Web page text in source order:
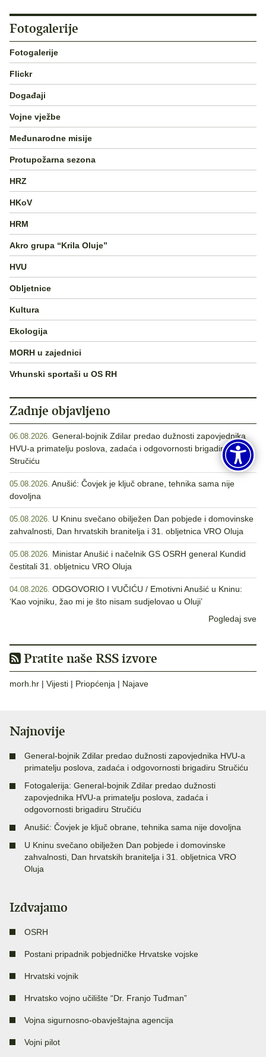
Fotogalerije
Fotogalerije
Flickr
Događaji
Vojne vježbe
Međunarodne misije
Protupožarna sezona
HRZ
HKoV
HRM
Akro grupa “Krila Oluje”
HVU
Obljetnice
Kultura
Ekologija
MORH u zajednici
Vrhunski sportaši u OS RH
Zadnje objavljeno
06.08.2026. General-bojnik Zdilar predao dužnosti zapovjednika
HVU-a primatelju poslova, zadaća i odgovornosti brigadiru
Stručiću
05.08.2026. Anušić: Čovjek je ključ obrane, tehnika sama nije
dovoljna
05.08.2026. U Kninu svečano obilježen Dan pobjede i domovinske
zahvalnosti, Dan hrvatskih branitelja i 31. obljetnica VRO Oluja
05.08.2026. Ministar Anušić i načelnik GS OSRH general Kundid
čestitali 31. obljetnicu VRO Oluja
04.08.2026. ODGOVORIO I VUČIĆU / Emotivni Anušić u Kninu:
‘Kao vojniku, žao mi je što nisam sudjelovao u Oluji’
Pogledaj sve
Pratite naše RSS izvore
morh.hr | Vijesti | Priopćenja | Najave
Najnovije
General-bojnik Zdilar predao dužnosti zapovjednika HVU-a
primatelju poslova, zadaća i odgovornosti brigadiru Stručiću
Fotogalerija: General-bojnik Zdilar predao dužnosti
zapovjednika HVU-a primatelju poslova, zadaća i
odgovornosti brigadiru Stručiću
Anušić: Čovjek je ključ obrane, tehnika sama nije dovoljna
U Kninu svečano obilježen Dan pobjede i domovinske
zahvalnosti, Dan hrvatskih branitelja i 31. obljetnica VRO
Oluja
Izdvajamo
OSRH
Postani pripadnik pobjedničke Hrvatske vojske
Hrvatski vojnik
Hrvatsko vojno učilište “Dr. Franjo Tuđman”
Vojna sigurnosno-obavještajna agencija
Vojni pilot